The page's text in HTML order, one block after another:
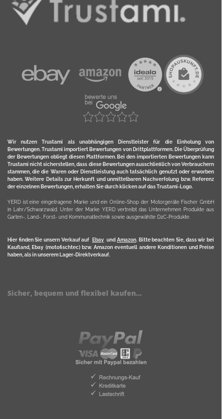
Wir nutzen Trustami als unabhängigen Dienstleister für die Einholung von
Bewertungen. Trustami importiert Bewertungen von Drittplattformen. Die Überprüfung
der Bewertungen obliegt diesen Plattformen. Bei den importierten Bewertungen kann
Trustami nicht sicherstellen, dass diese Bewertungen ausschließlich von Verbrauchern
stammen, die die Waren oder Dienstleistung auch tatsächlich genutzt oder erworben
haben. Weitere Details zur Herkunft und unmittelbaren Nachverfolung bzw. Referenz
der einzelnen Bewertungen, erhalten Sie durch klicken auf das Trustami-Logo.
YERD ist eine eingetragene Marke und ein Online-Shop der Motorgeräte Fischer GmbH
in Lahr/Schwarzwald. Unter der Marke YERD vertreibt das Unternehmen Produkte aus
Garten-, Land-, Forst- und Kommunaltechnik sowie ausgewählte D2C-Produkte.
Hier finden Sie unsern Verkauf auf Ebayund Amazon. Bitte beachten Sie, dass wir bei
Kaufland, Ebay (motofischtec) bzw. Amazon eventuell andere Konditionen und Preise
haben, als in unserem Lager-Direktverkauf.
Sicher, bequem und flexibel kaufen...